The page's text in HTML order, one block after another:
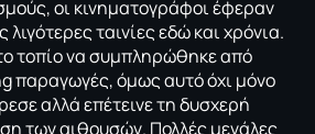
οι κινηματογράφοι έφεραν
λιγότερες ταινίες εδώ και χρόνια.
τοπίο να συμπληρώθηκε από
παραγωγές, όμως αυτό όχι μόνο
αλλά επέτεινε τη δυσχερή
των αιθουσών. Πολλές μεγάλες